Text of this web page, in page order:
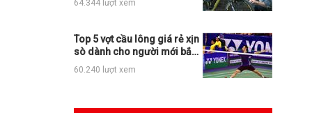
64.344 lượt xem
Top 5 vợt cầu lông giá rẻ xịn
sò dành cho người mới bắt
đầu
60.240 lượt xem